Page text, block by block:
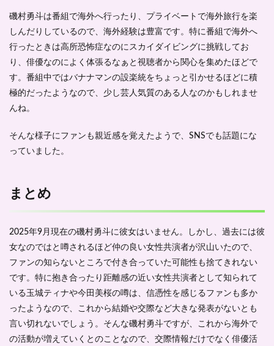
磯村勇斗は番組で海外へ行ったり、プライベートで海外旅行を楽
しんだりしているので、海外経験は豊富です。特に番組で海外へ
行ったときは高所恐怖症なのにスカイダイビングに挑戦してお
り、俳優なのによく体張るなぁと視聴者から関心を集めたほどで
す。番組中ではバナナマンの設楽統をちょっと引かせるほどに積
極的だったようなので、少し芸人気質のある人なのかもしれませ
んね。
そんな様子にファンも親近感を覚えたようで、SNSでも話題にな
っていました。
まとめ
2025年9月現在の磯村勇斗に彼女はいません。しかし、過去には彼
女なのではと噂されるほど仲の良い女性共演者が沢山いたので、
ファンの知らないところで付き合っていた可能性も捨てきれない
です。特に抱き合ったり距離感の近い女性共演者として知られて
いる玉城ティナや今田美桜の噂は、信憑性を感じるファンも多か
ったようなので、これから結婚や交際など大きな発表がないとも
言い切れないでしょう。そんな磯村勇斗ですが、これから海外で
の活動が増えていくとのことなので、交際情報だけでなく俳優活